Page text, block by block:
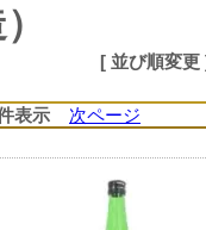
[ 並び順変更
表示 次ページ